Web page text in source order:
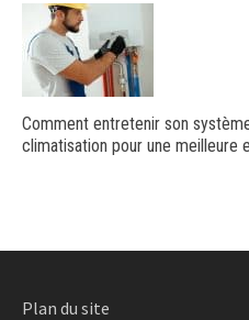
Comment entretenir son
climatisation pour une meilleure
Plan du site